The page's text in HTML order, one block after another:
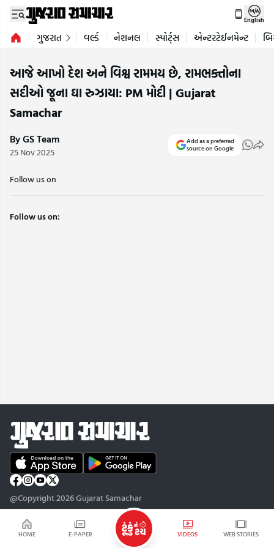
HOME E-PAPER VIDEOS WEB STORIES
English
ગુજરાત વર્લ્ડ નેશનલ સ્પોર્ટ્સ એન્ટરટેઈનમેન્ટ
આજે આખો દેશ અને વિશ્વ રામમય છે, રામભક્તોના
સદીઓ જૂના ઘા રુઝાયા: PM મોદી | Gujarat
Samachar
By GS Team
25 Nov 2025
Add as a preferred
source on Google
Follow us on
Follow us on:
@Copyright 2026 Gujarat Samachar